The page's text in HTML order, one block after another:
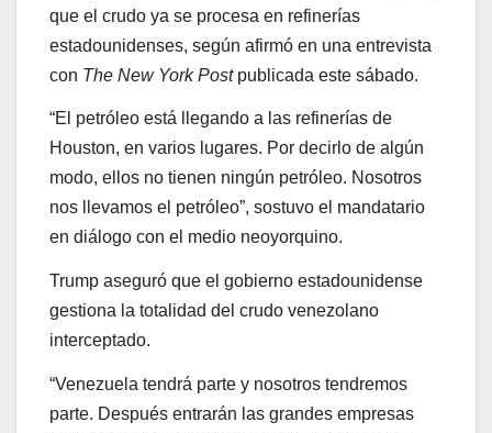
que el crudo ya se procesa en refinerías
estadounidenses, según afirmó en una entrevista
con The New York Postpublicada este sábado.
“El petróleo está llegando a las refinerías de
Houston, en varios lugares. Por decirlo de algún
modo, ellos no tienen ningún petróleo. Nosotros
nos llevamos el petróleo”, sostuvo el mandatario
en diálogo con el medio neoyorquino.
Trump aseguró que el gobierno estadounidense
gestiona la totalidad del crudo venezolano
interceptado.
“Venezuela tendrá parte y nosotros tendremos
parte. Después entrarán las grandes empresas